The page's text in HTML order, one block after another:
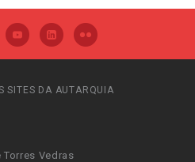
SITES DA AUTARQUIA
Torres Vedras